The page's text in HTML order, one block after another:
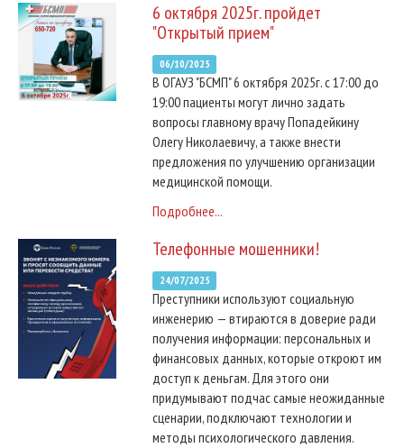
6 октября 2025г. пройдет
"Открытый прием"
06/10/2025
В ОГАУЗ "БСМП" 6 октября 2025г. с 17:00 до
19:00 пациенты могут лично задать
вопросы главному врачу Попадейкину
Олегу Николаевичу, а также внести
предложения по улучшению организации
медицинской помощи.
Подробнее...
Телефонные мошенники!
24/07/2025
Преступники используют социальную
инженерию — втираются в доверие ради
получения информации: персональных и
финансовых данных, которые откроют им
доступ к деньгам. Для этого они
придумывают подчас самые неожиданные
сценарии, подключают технологии и
методы психологического давления.